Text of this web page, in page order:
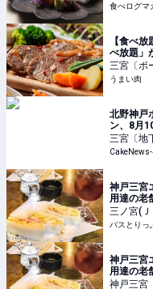
食べログマ
【食べ
べ放題」
見逃すな
三宮〔ポ
うまい肉
北野神戸
ン、8月
三宮〔地
神戸三宮
用達の老
三ノ宮(
バスとりっ
神戸三宮
用達の老
神戸三宮